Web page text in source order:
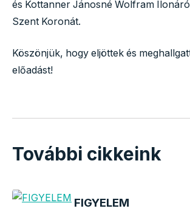
és Kottanner Jánosné Wolfram
Szent Koronát.
Köszönjük, hogy eljöttek és
előadást!
További cikkeink
FIGYELEM